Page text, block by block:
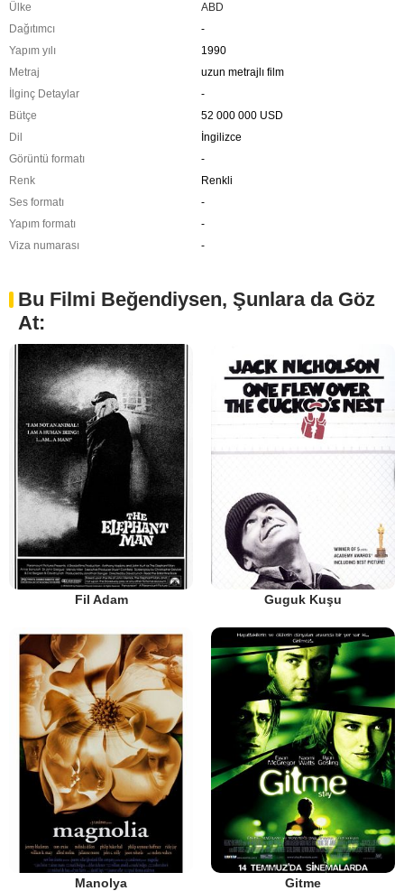
Ülke
ABD
Dağıtımcı
-
Yapım yılı
1990
Metraj
uzun metrajlı film
İlginç Detaylar
-
Bütçe
52 000 000 USD
Dil
İngilizce
Görüntü formatı
-
Renk
Renkli
Ses formatı
-
Yapım formatı
-
Viza numarası
-
Bu Filmi Beğendiysen, Şunlara da Göz
At:
Fil Adam Guguk Kuşu
Manolya Gitme